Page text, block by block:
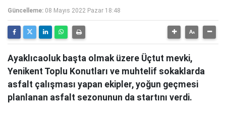
Güncelleme: 08 Mayıs 2022 Pazar 18:48
Ayaklıcaoluk başta olmak üzere Üçtut mevki,
Yenikent Toplu Konutları ve muhtelif sokaklarda
asfalt çalışması yapan ekipler, yoğun geçmesi
planlanan asfalt sezonunun da startını verdi.